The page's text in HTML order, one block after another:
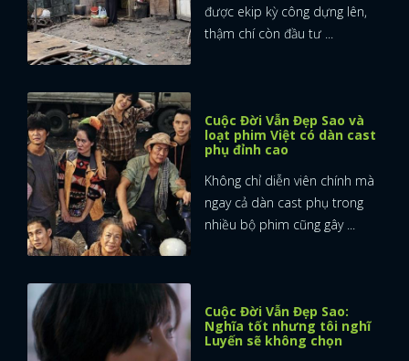
được ekip kỳ công dựng lên,
thậm chí còn đầu tư ...
Cuộc Đời Vẫn Đẹp Sao và
loạt phim Việt có dàn cast
phụ đỉnh cao
Không chỉ diễn viên chính mà
ngay cả dàn cast phụ trong
nhiều bộ phim cũng gây ...
Cuộc Đời Vẫn Đẹp Sao:
Nghĩa tốt nhưng tôi nghĩ
Luyến sẽ không chọn